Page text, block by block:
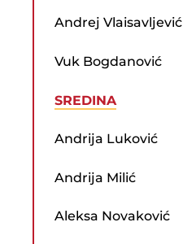
Andrej Vlaisavljević
Vuk Bogdanović
SREDINA
Andrija Luković
Andrija Milić
Aleksa Novaković